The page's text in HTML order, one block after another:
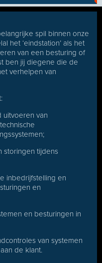
spil binnen onze
het ‘eindstation’ als het
van een besturing of
ben jij diegene die de
verhelpen van
uitvoeren van
storingen tijdens
inbedrijfstelling en
en
en besturingen in
van systemen
de klant.